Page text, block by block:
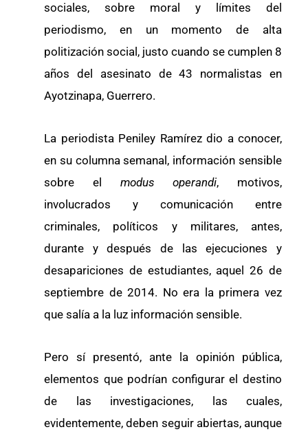
sociales, sobre moral y límites del
periodismo, en un momento de alta
politización social, justo cuando se cumplen 8
años del asesinato de 43 normalistas en
Ayotzinapa, Guerrero.
La periodista Peniley Ramírez dio a conocer,
en su columna semanal, información sensible
sobre el modus operandi, motivos,
involucrados y comunicación entre
criminales, políticos y militares, antes,
durante y después de las ejecuciones y
desapariciones de estudiantes, aquel 26 de
septiembre de 2014. No era la primera vez
que salía a la luz información sensible.
Pero sí presentó, ante la opinión pública,
elementos que podrían configurar el destino
de las investigaciones, las cuales,
evidentemente, deben seguir abiertas, aunque